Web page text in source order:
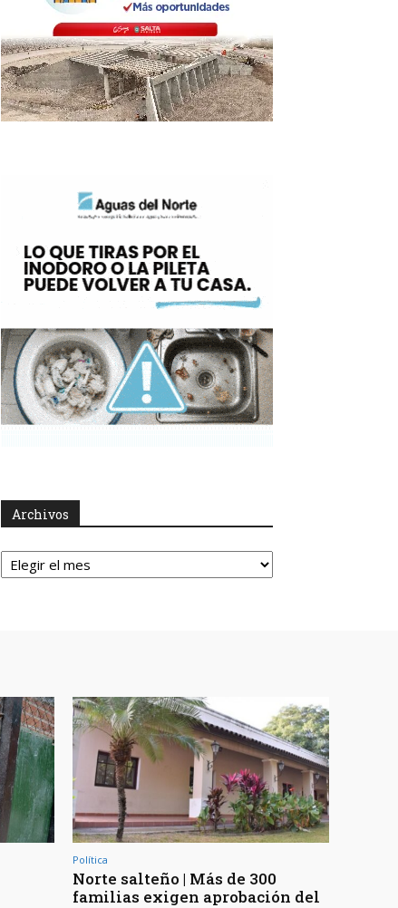
Archivos
Archivos
Política
Norte salteño | Más de 300
familias exigen aprobación del